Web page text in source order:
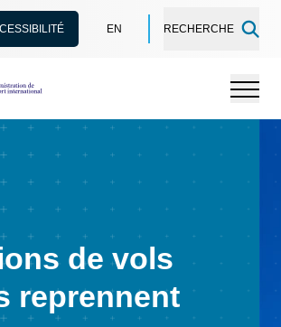
EN RECHERCHE
l’aéroport international d'Ottawa
Menu
de vols
reprennent